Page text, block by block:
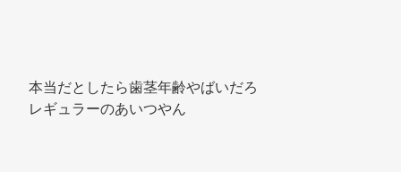
本当だとしたら歯茎年齢やばいだろ
レギュラーのあいつやん